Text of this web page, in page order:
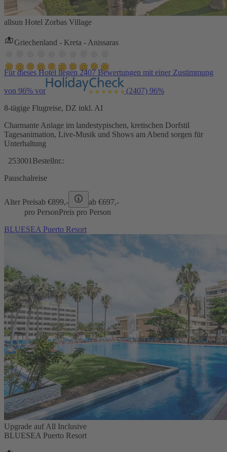
allsun Hotel Zorbas Village
Griechenland - Kreta - Anissaras
Für dieses Hotel liegen 2407 Bewertungen mit einer Zustimmung
von 96% vor (2407) 96%
8-tägige Flugreise, DZ inkl. AI
Charmante Anlage im landestypischen, kretischen Dorfstil
Tagesanimation, Live-Musik und Shows am Abend sorgen für
Unterhaltung
253001 Bestellnr.:
Pauschalreise
Alter Preisab €899,- ab €697,-
pro PersonPreis pro Person
BLUESEA Puerto Resort
Upgrade auf All Inclusive
BLUESEA Puerto Resort